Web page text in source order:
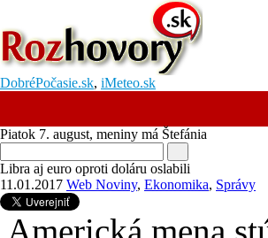
DobréPočasie.sk, iMeteo.sk
Piatok 7. august, meniny má Štefánia
Libra aj euro oproti doláru oslabili
11.01.2017 Web Noviny, Ekonomika, Správy